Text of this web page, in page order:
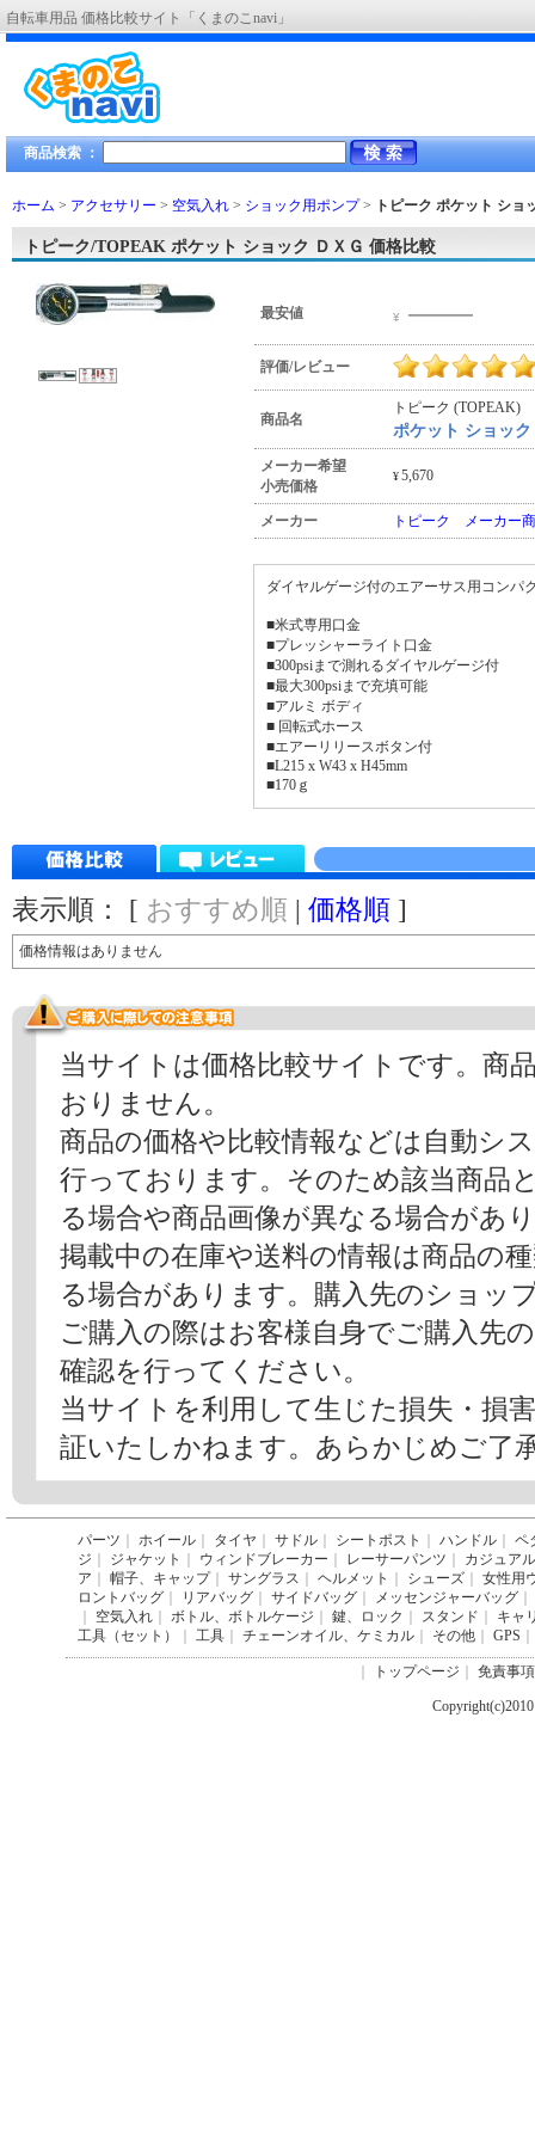
自転車用品 価格比較サイト「くまのこnavi」
商品検索 ：
ホーム > アクセサリー > 空気入れ > ショック用ポンプ> トピーク ポケット ショ
トピーク/TOPEAK ポケット ショック ＤＸＧ 価格比較
最安値 ¥ ―――
評価/レビュー
商品名
トピーク (TOPEAK)
ポケット ショッ
メーカー希望
小売価格
¥5,670
メーカー トピーク メーカー
ダイヤルゲージ付のエアーサス用コンパ
■米式専用口金
■プレッシャーライト口金
■300psiまで測れるダイヤルゲージ付
■最大300psiまで充填可能
■アルミ ボディ
■ 回転式ホース
■エアーリリースボタン付
■L215 x W43 x H45mm
■170ｇ
表示順： [ おすすめ順 | 価格順 ]
価格情報はありません
当サイトは価格比較サイトです。商
おりません。
商品の価格や比較情報などは自動シ
行っております。そのため該当商品
る場合や商品画像が異なる場合があ
掲載中の在庫や送料の情報は商品の
る場合があります。購入先のショッ
ご購入の際はお客様自身でご購入先
確認を行ってください。
当サイトを利用して生じた損失・損
証いたしかねます。あらかじめご了
パーツ ホイール タイヤ サドル シートポスト ハンドル
ペ
ジ
ジャケット ウィンドブレーカー レーサーパンツ
カジュア
ア
帽子、キャップ｜ サングラス ヘルメット シューズ
女性用
ロントバッグ
リアバッグ サイドバッグ メッセンジャーバッグ
空気入れ ボトル、ボトルケージ 鍵、ロック スタンド
キャ
工具（セット）
工具 チェーンオイル、ケミカル その他 GPS
トップページ 免責事項